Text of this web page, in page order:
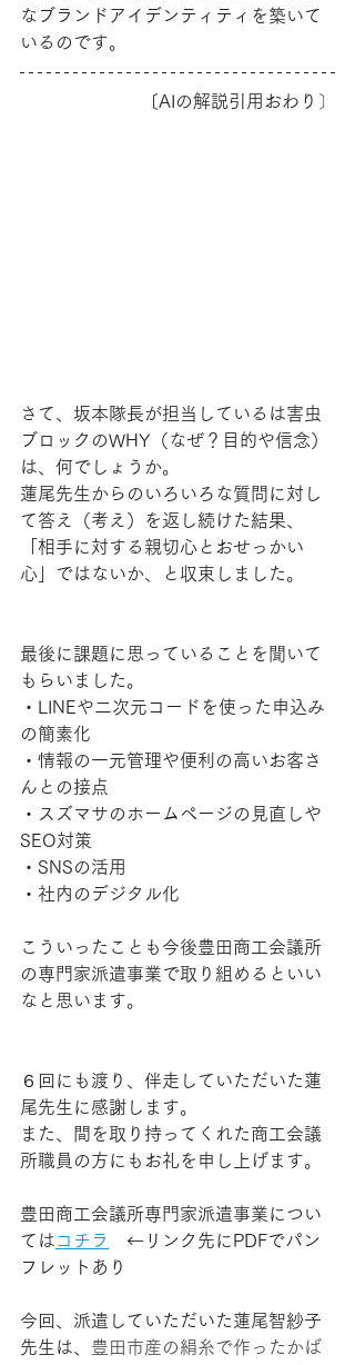
なブランドアイデンティティを築いて
いるのです。
〔AIの解説引用おわり〕
さて、坂本隊長が担当しているは害虫
ブロックのWHY（なぜ？目的や信念）
は、何でしょうか。
蓮尾先生からのいろいろな質問に対し
て答え（考え）を返し続けた結果、
「相手に対する親切心とおせっかい
心」ではないか、と収束しました。
最後に課題に思っていることを聞いて
もらいました。
・LINEや二次元コードを使った申込み
の簡素化
・情報の一元管理や便利の高いお客さ
んとの接点
・スズマサのホームページの見直しや
SEO対策
・SNSの活用
・社内のデジタル化
こういったことも今後豊田商工会議所
の専門家派遣事業で取り組めるといい
なと思います。
６回にも渡り、伴走していただいた蓮
尾先生に感謝します。
また、間を取り持ってくれた商工会議
所職員の方にもお礼を申し上げます。
豊田商工会議所専門家派遣事業につい
ては コチラ
←リンク先にPDFでパン
フレットあり
今回、派遣していただいた蓮尾智紗子
先生は、 豊田市産の絹糸で作ったかば